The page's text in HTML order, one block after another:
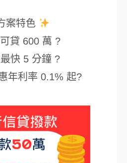
案特色
貸 600 萬 ?
快 5 分鐘 ?
年利率 0.1% 起?